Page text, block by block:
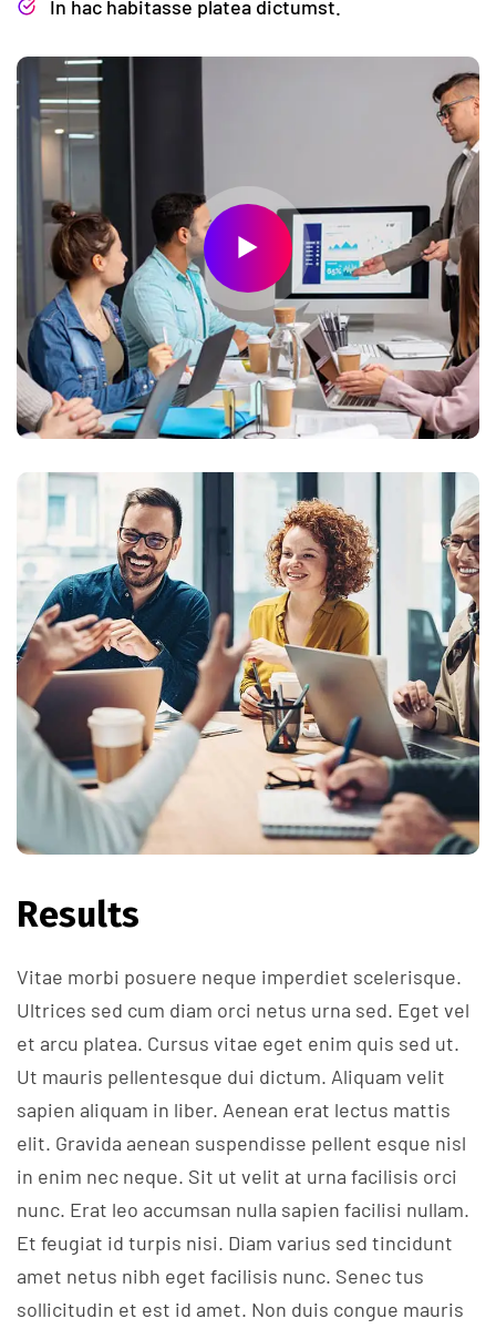
In hac habitasse platea dictumst.
Results
Vitae morbi posuere neque imperdiet scelerisque.
Ultrices sed cum diam orci netus urna sed. Eget vel
et arcu platea. Cursus vitae eget enim quis sed ut.
Ut mauris pellentesque dui dictum. Aliquam velit
sapien aliquam in liber. Aenean erat lectus mattis
elit. Gravida aenean suspendisse pellent esque nisl
in enim nec neque. Sit ut velit at urna facilisis orci
nunc. Erat leo accumsan nulla sapien facilisi nullam.
Et feugiat id turpis nisi. Diam varius sed tincidunt
amet netus nibh eget facilisis nunc. Senec tus
sollicitudin et est id amet. Non duis congue mauris